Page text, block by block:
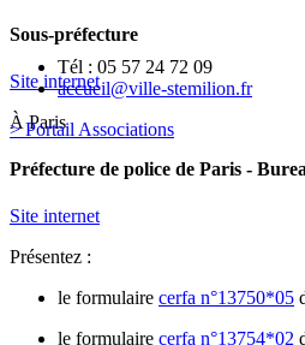
Sous-préfecture
Site internet
À Paris
Préfecture de police de Paris -
Site internet
Présentez :
le formulaire cerfa n°13750*05
le formulaire cerfa n°13754*02
Tél : 05 57 24 72 09
accueil@ville-stemilion.fr
> Portail Associations